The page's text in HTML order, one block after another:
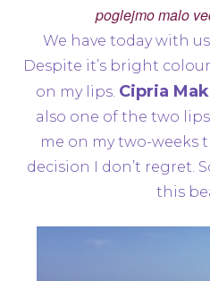
poglejmo malo
We have today with
Despite it’s bright
on my lips. Cipria
also one of the two
me on my two-weeks
decision I don’t regret.
this